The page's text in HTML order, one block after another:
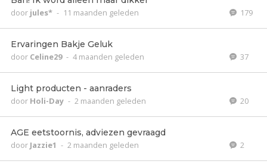
door jules* - 11 maanden geleden 179
Ervaringen Bakje Geluk
door Celine29 - 4 maanden geleden 37
Light producten - aanraders
door Holi-Day - 2 maanden geleden 20
AGE eetstoornis, adviezen gevraagd
door Jazzie1 - 2 maanden geleden 2